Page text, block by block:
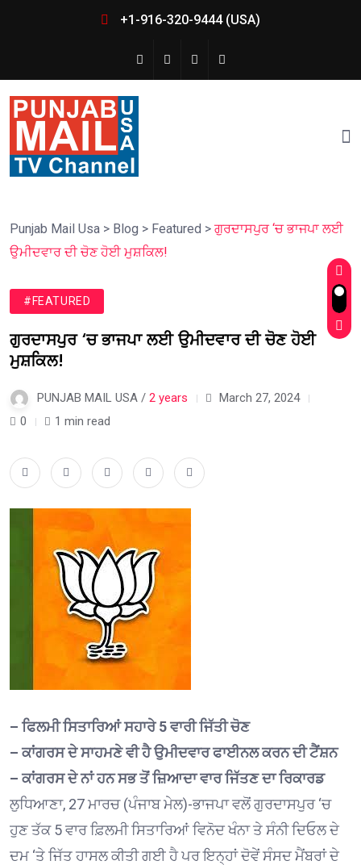
+1-916-320-9444 (USA)
Punjab Mail Usa > Blog > Featured > ਗੁਰਦਾਸਪੁਰ ‘ਚ ਭਾਜਪਾ ਲਈ
ਉਮੀਦਵਾਰ ਦੀ ਚੋਣ ਹੋਈ ਮੁਸ਼ਕਿਲ!
#FEATURED
ਗੁਰਦਾਸਪੁਰ ‘ਚ ਭਾਜਪਾ ਲਈ ਉਮੀਦਵਾਰ ਦੀ ਚੋਣ ਹੋਈ
ਮੁਸ਼ਕਿਲ!
PUNJAB MAIL USA / 2 years
March 27, 2024
0
1 min read
– ਫਿਲਮੀ ਸਿਤਾਰਿਆਂ ਸਹਾਰੇ 5 ਵਾਰੀ ਜਿੱਤੀ ਚੋਣ
– ਕਾਂਗਰਸ ਦੇ ਸਾਹਮਣੇ ਵੀ ਹੈ ਉਮੀਦਵਾਰ ਫਾਈਨਲ ਕਰਨ ਦੀ ਟੈਂਸ਼ਨ
– ਕਾਂਗਰਸ ਦੇ ਨਾਂ ਹਨ ਸਭ ਤੋਂ ਜ਼ਿਆਦਾ ਵਾਰ ਜਿੱਤਣ ਦਾ ਰਿਕਾਰਡ
ਲੁਧਿਆਣਾ, 27 ਮਾਰਚ (ਪੰਜਾਬ ਮੇਲ)-ਭਾਜਪਾ ਵਲੋਂ ਗੁਰਦਾਸਪੁਰ ‘ਚ
ਹੁਣ ਤੱਕ 5 ਵਾਰ ਫ਼ਿਲਮੀ ਸਿਤਾਰਿਆਂ ਵਿਨੋਦ ਖੰਨਾ ਤੇ ਸੰਨੀ ਦਿਓਲ ਦੇ
ਦਮ ‘ਤੇ ਜਿੱਤ ਹਾਸਲ ਕੀਤੀ ਗਈ ਹੈ ਪਰ ਇਨ੍ਹਾਂ ਦੋਵੇਂ ਸੰਸਦ ਮੈਂਬਰਾਂ ਦੇ